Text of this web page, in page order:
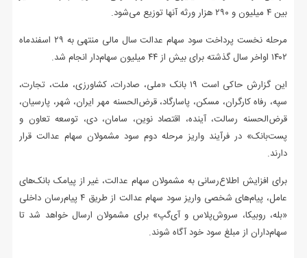
بین ۴ میلیون و ۲۹۰ هزار ورثه آنها توزیع می‌شود.
مرحله نخست پرداخت سود سهام عدالت سال مالی منتهی به ۲۹ اسفندماه
۱۴۰۲ اواخر سال گذشته برای بیش از ۴۴ میلیون سهام‌دار انجام شد.
این گزارش حاکی است ۱۹ بانک‌ «ملی، صادرات، کشاورزی، ملت، تجارت،
سپه، رفاه کارگران، مسکن، پاسارگاد، قرض‌الحسنه مهر ایران، شهر، پارسیان،
قرض‌الحسنه رسالت، آینده، اقتصاد نوین، سامان، دی، توسعه تعاون و
پست‌بانک» در فرآیند واریز مرحله دوم سود مشمولان سهام عدالت قرار
دارند.
برای افزایش اطلاع‌رسانی به مشمولان سهام عدالت، غیر از پیامک بانک‌های
عامل، پیام‌های شخصی واریز سود سهام عدالت از طریق ۴ پیام‌رسان داخلی
«بله، روبیکا، سروش‌پلاس و آی‌گپ» برای مشمولان ارسال خواهد شد تا
سهام‌داران از مبلغ سود خود آگاه شوند.